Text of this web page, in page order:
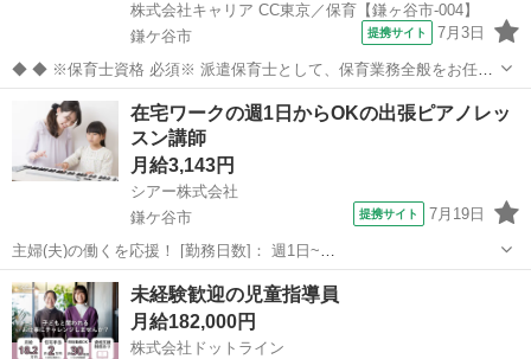
株式会社キャリア CC東京／保育【鎌ヶ谷市-004】
鎌ケ谷市
提携サイト 7月3日
◆ ◆ ※保育士資格 必須※ 派遣保育士として、保育業務全般をお任せ
します。 【主な業務内容】 クラス担任業務 子どもたちの見守り・生
活支援 遊びや活動のサポート ピアノ演奏や歌・季節行事の補助 連絡
帳の記入などの事...
千葉 鎌ケ谷市 その他
在宅ワークの週1日からOKの出張ピアノレッ
スン講師
月給3,143円
シアー株式会社
鎌ケ谷市
提携サイト 7月19日
主婦(夫)の働くを応援！ [勤務日数]： 週1日~
10:00~15:00/10:00~16:00/09:00~14:00/13:00~17:00/15:00~19:00 月/
火/水/木/金/土/日 などから選べます [...
千葉 鎌ケ谷市 その他
未経験歓迎の児童指導員
月給182,000円
株式会社ドットライン